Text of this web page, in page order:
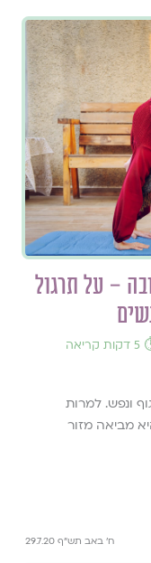
– על תרגול
ונפש. למרות
מביאה מזור
ח' באב תש"ף 29.7.20